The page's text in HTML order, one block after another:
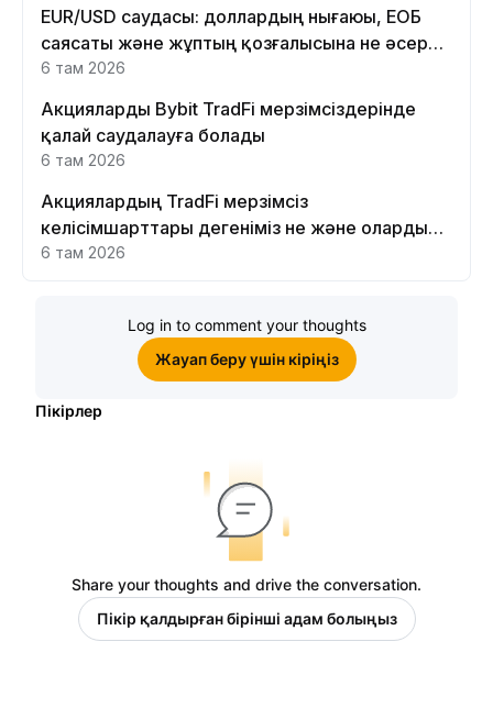
EUR/USD саудасы: доллардың нығаюы, ЕОБ
саясаты және жұптың қозғалысына не әсер
етеді
6 там 2026
Акцияларды Bybit TradFi мерзімсіздерінде
қалай саудалауға болады
6 там 2026
Акциялардың TradFi мерзімсіз
келісімшарттары дегеніміз не және оларды
Bybit платформасында неге саудалау керек?
6 там 2026
Log in to comment your thoughts
Жауап беру үшін кіріңіз
Пікірлер
Share your thoughts and drive the conversation.
Пікір қалдырған бірінші адам болыңыз